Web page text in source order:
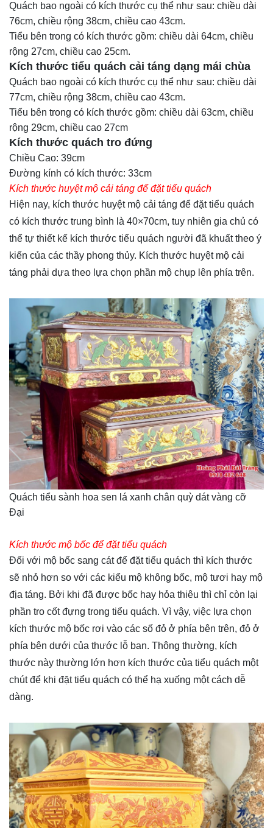
Quách bao ngoài có kích thước cụ thể như sau: chiều dài
76cm, chiều rộng 38cm, chiều cao 43cm.
Tiểu bên trong có kích thước gồm: chiều dài 64cm, chiều
rộng 27cm, chiều cao 25cm.
Kích thước tiểu quách cải táng dạng mái chùa
Quách bao ngoài có kích thước cụ thể như sau: chiều dài
77cm, chiều rộng 38cm, chiều cao 43cm.
Tiểu bên trong có kích thước gồm: chiều dài 63cm, chiều
rộng 29cm, chiều cao 27cm
Kích thước quách tro đứng
Chiều Cao: 39cm
Đường kính có kích thước: 33cm
Kích thước huyệt mộ cải táng để đặt tiểu quách
Hiện nay, kích thước huyệt mộ cải táng để đặt tiểu quách
có kích thước trung bình là 40×70cm, tuy nhiên gia chủ có
thể tự thiết kế kích thước tiểu quách người đã khuất theo ý
kiến của các thầy phong thủy. Kích thước huyệt mộ cải
táng phải dựa theo lựa chọn phần mộ chụp lên phía trên.
Quách tiểu sành hoa sen lá xanh chân quỳ dát vàng cỡ
Đại
Kích thước mộ bốc để đặt tiểu quách
Đối với mộ bốc sang cát để đặt tiểu quách thì kích thước
sẽ nhỏ hơn so với các kiểu mộ không bốc, mộ tươi hay mộ
địa táng. Bởi khi đã được bốc hay hỏa thiêu thì chỉ còn lại
phần tro cốt đựng trong tiểu quách. Vì vậy, việc lựa chọn
kích thước mộ bốc rơi vào các số đỏ ở phía bên trên, đỏ ở
phía bên dưới của thước lỗ ban. Thông thường, kích
thước này thường lớn hơn kích thước của tiểu quách một
chút để khi đặt tiểu quách có thể hạ xuống một cách dễ
dàng.